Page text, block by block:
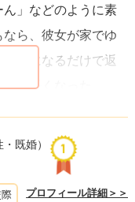
」などのように素
ら、彼女が家でゆ
読になるだけで返
が長くなった。
ってもよいかと思
な出会いを探すの
既婚）
プロフィール詳細＞＞